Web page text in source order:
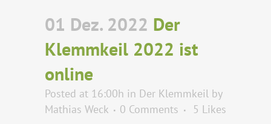
01 Dez. 2022 Der
Klemmkeil 2022 ist
online
Posted at 16:00h in Der Klemmkeil by
Mathias Weck
0 Comments 5 Likes